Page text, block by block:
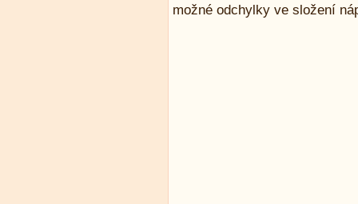
možné odchylky ve složení